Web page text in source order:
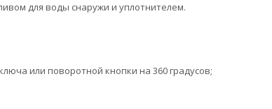
для воды снаружи и уплотнителем.
или поворотной кнопки на 360 градусов;